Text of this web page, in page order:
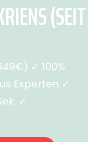
(SEIT
✓ 100%
Experten ✓
✓